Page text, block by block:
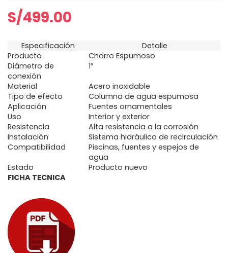
S/499.00
Especificación
Detalle
Producto
Chorro Espumoso
Diámetro de
conexión
1″
Material
Acero inoxidable
Tipo de efecto
Columna de agua espumosa
Aplicación
Fuentes ornamentales
Uso
Interior y exterior
Resistencia
Alta resistencia a la corrosión
Instalación
Sistema hidráulico de recirculación
Compatibilidad
Piscinas, fuentes y espejos de
agua
Estado
Producto nuevo
FICHA TECNICA